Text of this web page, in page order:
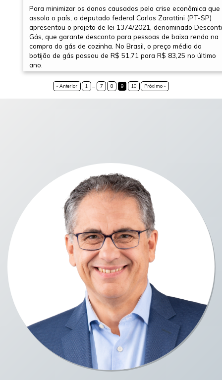
Para minimizar os danos causados pela crise econômica que
assola o país, o deputado federal Carlos Zarattini (PT-SP)
apresentou o projeto de lei 1374/2021, denominado
Gás, que garante desconto para pessoas de baixa renda na
compra do gás de cozinha. No Brasil, o preço médio do
botijão de gás passou de R$ 51,71 para R$ 83,25 no último
ano.
« Anterior 1 … 7 8 9 10 Próximo »